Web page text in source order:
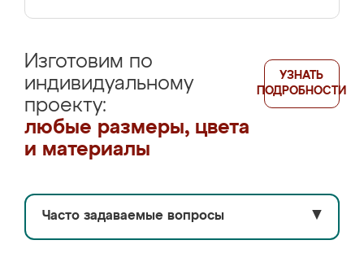
Изготовим по
индивидуальному
проекту:
любые размеры, цвета
и материалы
УЗНАТЬ
ПОДРОБНОСТИ
Часто задаваемые вопросы ▼